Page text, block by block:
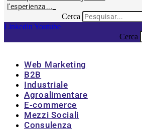
l’esperienza...
Cerca
Linkedin Youtube
Cerca
Web Marketing
B2B
Industriale
Agroalimentare
E-commerce
Mezzi Sociali
Consulenza